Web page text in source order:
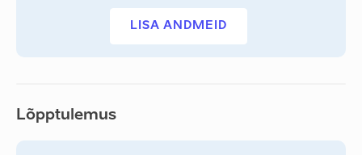
LISA ANDMEID
Lõpptulemus